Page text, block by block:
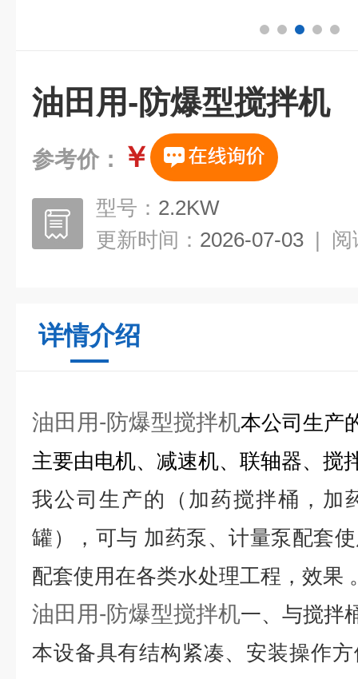
油田用-防爆型搅拌机
参考价： ￥
型号： 2.2KW
更新时间： 2026-07-03 | 阅
详情介绍
油田用-防爆型搅拌机本公司生产
主要由电机、减速机、联轴器、搅
我公司生产的（加药搅拌桶，加
罐），可与 加药泵、计量泵配套
配套使用在各类水处理工程，效果
油田用-防爆型搅拌机一、与搅拌
本设备具有结构紧凑、安装操作